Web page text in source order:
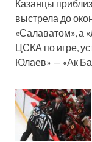
Казанцы
выстрела до
«Салаватом», а
ЦСКА по игре,
Юлаев» — «Ак